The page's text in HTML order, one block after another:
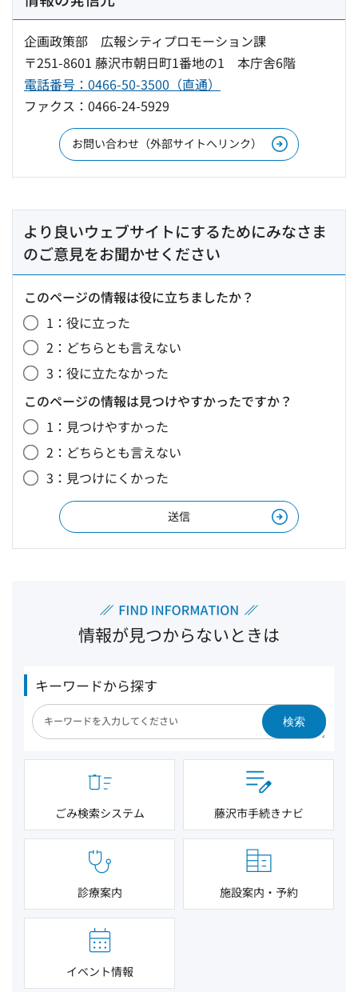
企画政策部 広報シティプロモーション課
〒251-8601 藤沢市朝日町1番地の1 本庁舎6階
電話番号：0466-50-3500（直通）
ファクス：0466-24-5929
お問い合わせ（外部サイトへリンク）
より良いウェブサイトにするためにみなさま
のご意見をお聞かせください
このページの情報は役に立ちましたか？
1：役に立った
2：どちらとも言えない
3：役に立たなかった
このページの情報は見つけやすかったですか？
1：見つけやすかった
2：どちらとも言えない
3：見つけにくかった
情報が見つからないときは
キーワードから探す
検索
ごみ検索システム 藤沢市手続きナビ
診療案内 施設案内・予約
イベント情報